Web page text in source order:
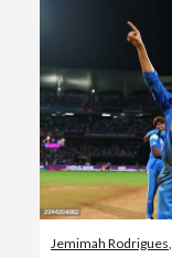
Jemimah Rodrigues,